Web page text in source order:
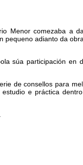
Menor comezaba a
adianto da
súa participación
de consellos para
e práctica